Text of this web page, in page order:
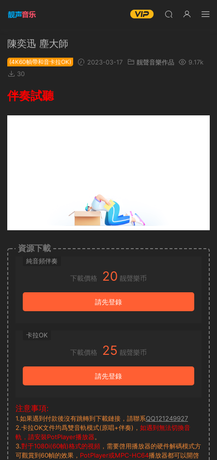
陳奕迅 塵大師
(4K60幀帶和音卡拉OK) 2023-03-17 靓聲音樂作品
9.17k
30
伴奏試聽
資源下載
純音頻伴奏
下載價格 20 靓聲樂币
請先登錄
卡拉OK
下載價格 25 靓聲樂币
請先登錄
注意事項:
1.如果遇到付款後沒有跳轉到下載鏈接，請聯系QQ121249927
2.卡拉OK文件均爲雙音軌模式(原唱+伴奏)， 如遇到無法切換音
軌，請安裝PotPlayer播放器。
3.對于1080i(60幀)格式的視頻 ，需要啓用播放器的硬件解碼模式方
可觀賞到60幀的效果， PotPlayer或MPC-HC64播放器都可以開啓